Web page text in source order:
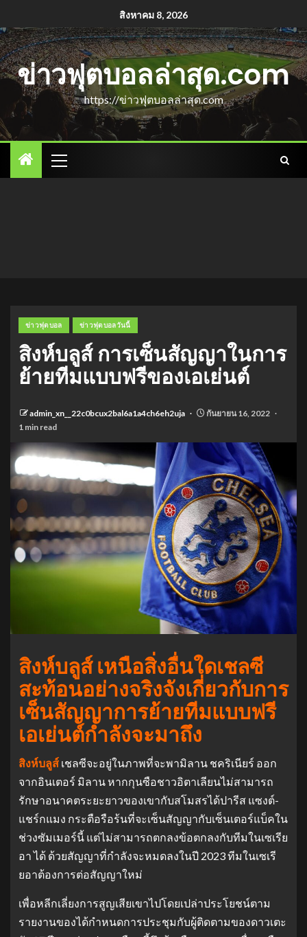
สิงหาคม 8, 2026
ข่าวฟุตบอลล่าสุด.com
https://ข่าวฟุตบอลล่าสุด.com
ข่าวฟุตบอล ข่าวฟุตบอลวันนี้
สิงห์บลูส์ การเซ็นสัญญาในการ
ย้ายทีมแบบฟรีของเอเย่นต์
admin_xn__22c0bcux2bal6a1a4ch6eh2uja
กันยายน 16, 2022
1 min read
สิงห์บลูส์ เหนือสิ่งอื่นใดเชลซี
สะท้อนอย่างจริงจังเกี่ยวกับการ
เซ็นสัญญาการย้ายทีมแบบฟรี
เอเย่นต์กําลังจะมาถึง
สิงห์บลูส์ เชลซีจะอยู่ในภาพที่จะพามิลาน ชคริเนียร์ ออก
จากอินเตอร์ มิลาน หากกุนซือชาวอิตาเลียนไม่สามารถ
รักษาอนาคตระยะยาวของเขากับสโมสรได้ปารีส แซงต์-
แชร์กแมง กระตือรือร้นที่จะเซ็นสัญญากับเซ็นเตอร์แบ็คใน
ช่วงซัมเมอร์นี้ แต่ไม่สามารถตกลงข้อตกลงกับทีมในเซเรีย
อา ได้ ด้วยสัญญาที่กําลังจะหมดลงในปี 2023 ทีมในเซเรี
ยอาต้องการต่อสัญญาใหม่
เพื่อหลีกเลี่ยงการสูญเสียเขาไปโดยเปล่าประโยชน์ตาม
รายงานของได้กําหนดการประชุมกับผู้ติดตามของดาวเตะ